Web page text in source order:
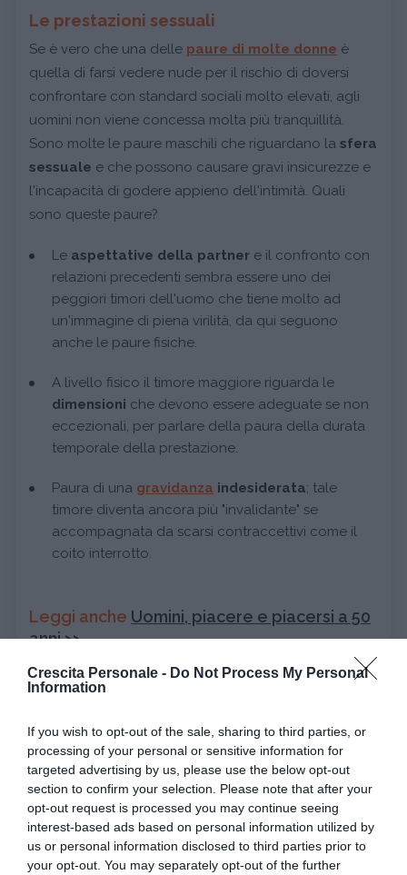
Crescita Personale - Do Not Process My Personal
Information
If you wish to opt-out of the sale, sharing to third parties, or
processing of your personal or sensitive information for
targeted advertising by us, please use the below opt-out
section to confirm your selection. Please note that after your
opt-out request is processed you may continue seeing
interest-based ads based on personal information utilized by
us or personal information disclosed to third parties prior to
your opt-out. You may separately opt-out of the further
Le prestazioni sessuali
Se è vero che una delle paure di molte donne è
quella di farsi vedere nude per il rischio di doversi
confrontare con standard sociali molto elevati, agli
uomini non viene concessa molta più tranquillità.
Sono molte le paure maschili che riguardano la sfera
sessuale e che possono causare gravi insicurezze e
l'incapacità di godere appieno dell'intimità. Quali
sono queste paure?
Le aspettative della partner e il confronto con
relazioni precedenti sembra essere uno dei
peggiori timori dell'uomo che tiene molto ad
un'immagine di piena virilità, da qui seguono
anche le paure fisiche.
A livello fisico il timore maggiore riguarda le
dimensioni che devono essere adeguate se non
eccezionali, per parlare della paura della durata
temporale della prestazione.
Paura di una gravidanza indesiderata; tale
timore diventa ancora più "invalidante" se
accompagnata da scarsi contraccettivi come il
coito interrotto.
Leggi anche Uomini, piacere e piacersi a 50
anni >>
Immagine | Tambako the jaguar